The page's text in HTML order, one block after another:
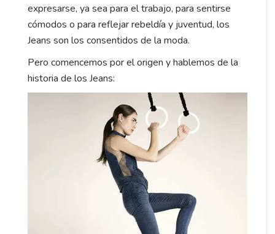
expresarse, ya sea para el trabajo, para sentirse
cómodos o para reflejar rebeldía y juventud, los
Jeans son los consentidos de la moda.
Pero comencemos por el origen y hablemos de la
historia de los Jeans: